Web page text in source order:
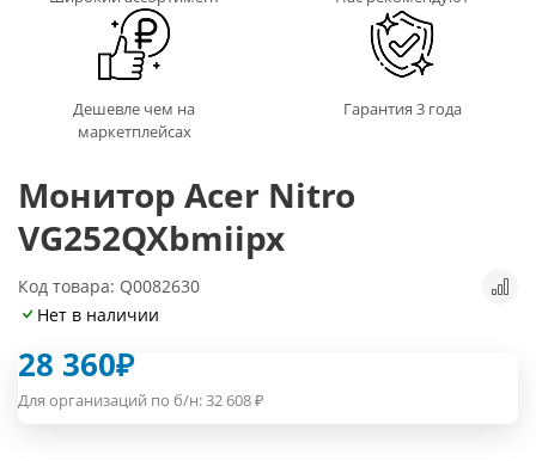
Дешевле чем на
маркетплейсах
Гарантия 3 года
Монитор Acer Nitro
VG252QXbmiipx
Код товара: Q0082630
Нет в наличии
28 360₽
Для организаций по б/н:32 608₽